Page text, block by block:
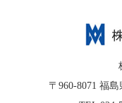
〒960-8071 福